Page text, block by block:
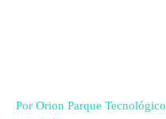
Por Orion Parque Tecnológico